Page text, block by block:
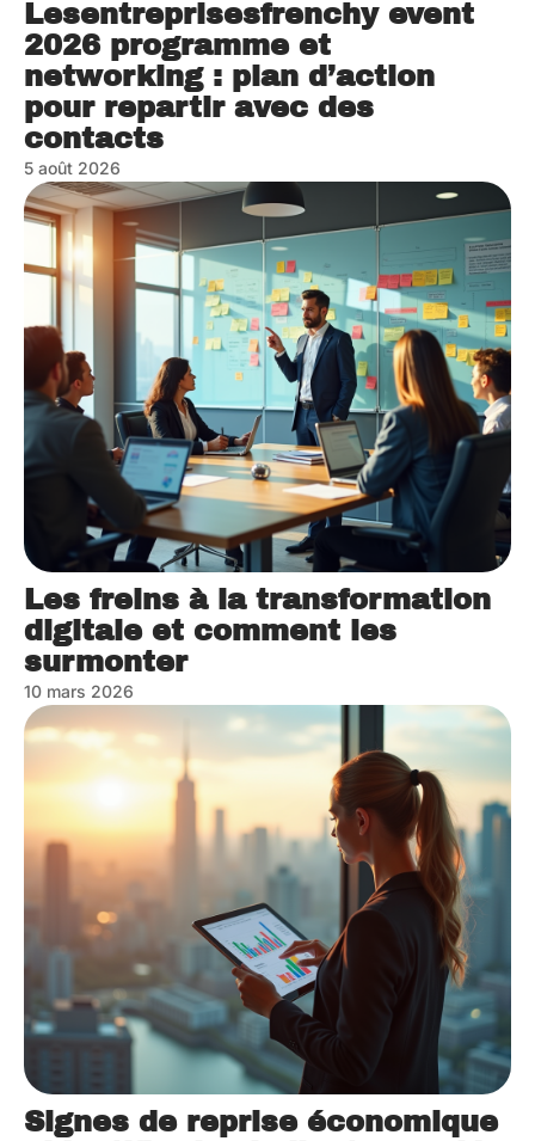
Lesentreprisesfrenchy event
2026 programme et
networking : plan d’action
pour repartir avec des
contacts
5 août 2026
Les freins à la transformation
digitale et comment les
surmonter
10 mars 2026
Signes de reprise économique